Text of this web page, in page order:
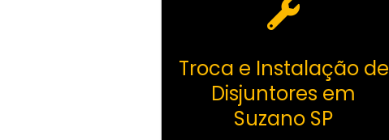
Troca e Instalação de
Disjuntores em
Suzano SP